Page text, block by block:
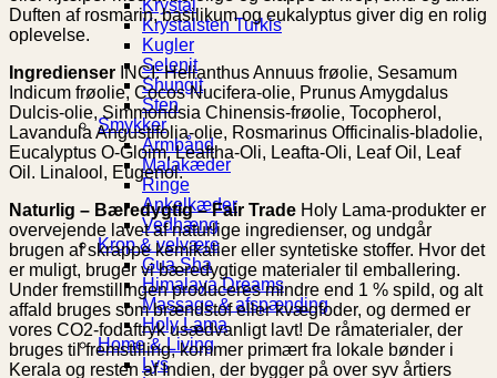
Krystal
Krystalsten Turkis
Kugler
Selenit
Shungit
Sten
Smykker
Armbånd
Malakæder
Ringe
Ankelkæder
Vedhæng
Krop & velvære
Gua Sha
Himalaya Dreams
Massage & afspænding
Holy Lama
Home & Living
Lys
Duften af ​​rosmarin, basilikum og eukalyptus giver dig en rolig
oplevelse.
Ingredienser INCI: Helianthus Annuus frøolie, Sesamum
Indicum frøolie, Cocos Nucifera-olie, Prunus Amygdalus
Dulcis-olie, Simmondsia Chinensis-frøolie, Tocopherol,
Lavandula Angustifolia-olie, Rosmarinus Officinalis-bladolie,
Eucalyptus O-Gloim, Leaftha-Oli, Leafta-Oli, Leaf Oil, Leaf
Oil. Linalool, Eugenol.
Naturlig – Bæredygtig – Fair Trade Holy Lama-produkter er
overvejende lavet af naturlige ingredienser, og undgår
brugen af ​​skrappe kemikalier eller syntetiske stoffer. Hvor det
er muligt, bruger vi bæredygtige materialer til emballering.
Under fremstillingen produceres mindre end 1 % spild, og alt
affald bruges som brændstof eller kvægfoder, og dermed er
vores CO2-fodaftryk usædvanligt lavt! De råmaterialer, der
bruges til fremstilling, kommer primært fra lokale bønder i
Kerala og resten af ​​Indien, der bygger på over syv årtiers